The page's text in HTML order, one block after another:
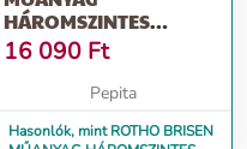
HÁROMSZINTES
KOMÓD, ANTRACIT
(MÉRET: 29,6)
16 090 Ft
Pepita
Hasonlók, mint ROTHO BRISEN